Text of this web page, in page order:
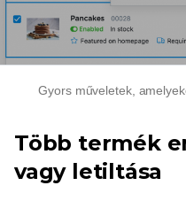
Gyors műveletek,
Több termék
vagy letiltása